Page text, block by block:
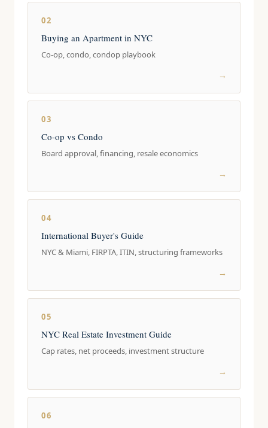
02
Buying an Apartment in NYC
Co-op, condo, condop playbook
→
03
Co-op vs Condo
Board approval, financing, resale economics
→
04
International Buyer's Guide
NYC & Miami, FIRPTA, ITIN, structuring frameworks
→
05
NYC Real Estate Investment Guide
Cap rates, net proceeds, investment structure
→
06